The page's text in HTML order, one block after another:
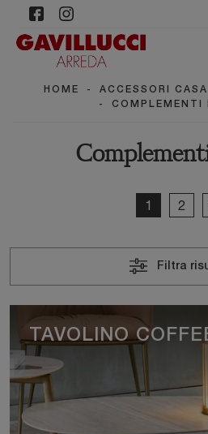
HOME - ACCESSORI CASA
-
COMPLEMENTI
1 2
Filtra
TAVOLINO